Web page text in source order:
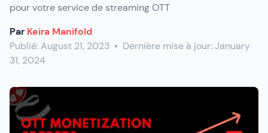
pour votre service de streaming OTT
Par Keira Manifold
Publié:August 21, 2023 • Dernière mise à jour:January
31, 2024